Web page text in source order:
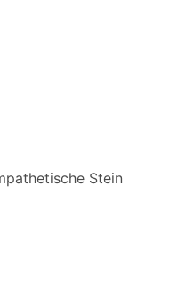
Stein